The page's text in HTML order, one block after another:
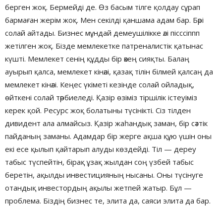
берген жоқ. Бермейді де. Өз басым тілге қолдау сұрап
бармаған жерім жоқ. Мен секілді қаншама адам бар. Бәрі
солай айтады. Бизнес мұндай демеушілікке әлі пісссіппп
жетілген жоқ. Бізде мемлекетке патреналистік қатынас
күшті. Мемлекет сенің құдды бір әкең сияқты. Балаң
ауырып қалса, мемлекет кінәлі, қазақ тілін білмей қалсаң да
мемлекет кінәлі. Кеңес үкіметі кезінде солай ойладық,
өйткені солай тәрбиеледі. Қазір өзіміз тіршілік істеуіміз
керек қой. Ресурс жоқ болатыны түсінікті. Сіз тілден
дивидент ала алмайсыз. Қазір жаһандық заман, бір сәттік
пайданың заманы. Адамдар бір жерге ақша құю үшін оны
екі есе қылып қайтарып алуды көздейді. Тіл — дереу
табыс түспейтін, бірақ ұзақ жылдан соң үзбей табыс
беретін, ақылды инвестицияның нысаны. Оны түсінуге
отандық инвестордың ақылы жетпей жатыр. Бұл —
проблема. Біздің бизнес те, элита да, саяси элита да бар.